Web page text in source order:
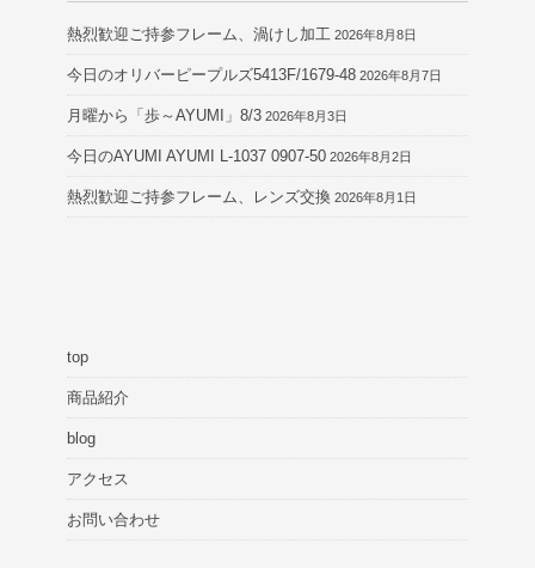
熱烈歓迎ご持参フレーム、渦けし加工 2026年8月8日
今日のオリバーピープルズ5413F/1679-48 2026年8月7日
月曜から「歩～AYUMI」8/3 2026年8月3日
今日のAYUMI AYUMI L-1037 0907-50 2026年8月2日
熱烈歓迎ご持参フレーム、レンズ交換 2026年8月1日
top
商品紹介
blog
アクセス
お問い合わせ